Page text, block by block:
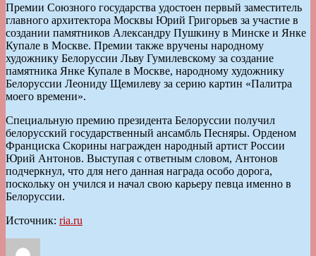
Премии Союзного государства удостоен первый заместитель
главного архитектора Москвы Юрий Григорьев за участие в
создании памятников Александру Пушкину в Минске и Янке
Купале в Москве. Премии также вручены народному
художнику Белоруссии Льву Гумилевскому за создание
памятника Янке Купале в Москве, народному художнику
Белоруссии Леониду Щемилеву за серию картин «Палитра
моего времени».
Специальную премию президента Белоруссии получил
белорусский государственный ансамбль Песняры. Орденом
Франциска Скорины награжден народный артист России
Юрий Антонов. Выступая с ответным словом, Антонов
подчеркнул, что для него данная награда особо дорога,
поскольку он учился и начал свою карьеру певца именно в
Белоруссии.
Источник: ria.ru